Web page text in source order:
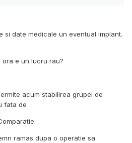
si date medicale un eventual implant.
e un lucru rau?
acum stabilirea grupei de
fata de
ramas dupa o operatie sa